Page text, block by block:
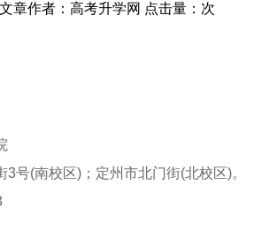
文章作者：高考升学网 点击量： 次
3号(南校区) ；定州市北门街(北校区)。